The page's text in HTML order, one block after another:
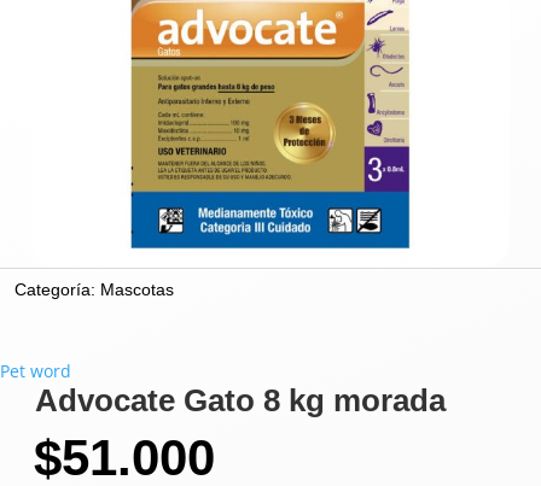
Categoría: Mascotas
Pet word
Advocate Gato 8 kg morada
$51.000